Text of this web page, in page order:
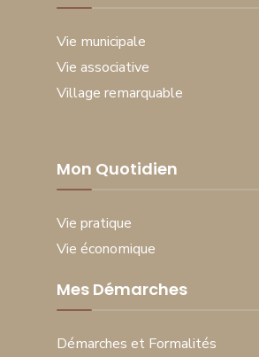
Vie municipale
Vie associative
Village remarquable
Mon Quotidien
Vie pratique
Vie économique
Mes Démarches
Démarches et Formalités